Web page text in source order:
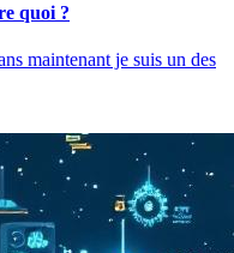
quoi ?
maintenant je suis un des